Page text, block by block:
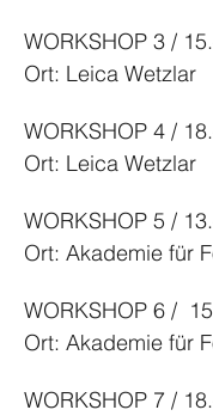
WORKSHOP 3 /
Ort: Leica Wetzlar
WORKSHOP 4 /
Ort: Leica Wetzlar
WORKSHOP 5 /
Ort: Akademie für
WORKSHOP 6 /
Ort: Akademie für
WORKSHOP 7 /